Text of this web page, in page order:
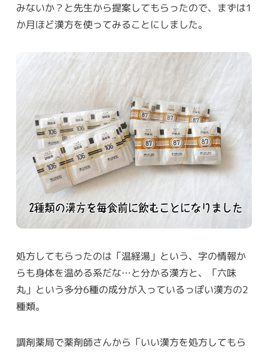
みないか？と先生から提案してもらったので、まずは1
か月ほど漢方を使ってみることにしました。
処方してもらったのは「温経湯」という、字の情報か
らも身体を温める系だな…と分かる漢方と、「六味
丸」という多分6種の成分が入っているっぽい漢方の2
種類。
調剤薬局で薬剤師さんから「いい漢方を処方してもら